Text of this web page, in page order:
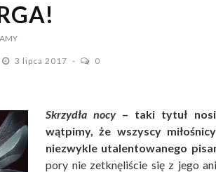
3 lipca 2017 0
Skrzydła nocy– taki tytuł nosi
wątpimy, że wszyscy
niezwykle utalentowanego
pory nie zetknęliście się z jego